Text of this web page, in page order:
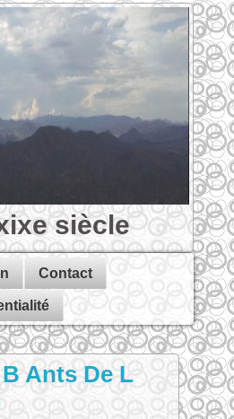
siècle
Contact
Ants De L